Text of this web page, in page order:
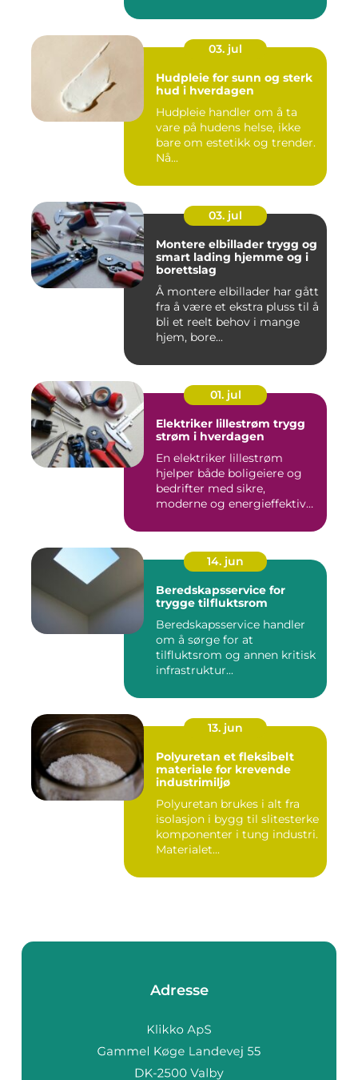
03. jul
Hudpleie for sunn og sterk
hud i hverdagen
Hudpleie handler om å ta
vare på hudens helse, ikke
bare om estetikk og trender.
Nå...
03. jul
Montere elbillader trygg og
smart lading hjemme og i
borettslag
Å montere elbillader har gått
fra å være et ekstra pluss til å
bli et reelt behov i mange
hjem, bore...
01. jul
Elektriker lillestrøm trygg
strøm i hverdagen
En elektriker lillestrøm
hjelper både boligeiere og
bedrifter med sikre,
moderne og energieffektive
14. jun
Beredskapsservice for
trygge tilfluktsrom
Beredskapsservice handler
om å sørge for at
tilfluktsrom og annen kritisk
infrastruktur...
13. jun
Polyuretan et fleksibelt
materiale for krevende
industrimiljø
Polyuretan brukes i alt fra
isolasjon i bygg til slitesterke
komponenter i tung industri.
Materialet...
Adresse